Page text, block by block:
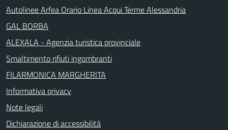
Autolinee Arfea Orario Linea Acqui Terme Alessandria
GAL BORBA
ALEXALA - Agenzia turistica provinciale
Smaltimento rifiuti ingombranti
FILARMONICA MARGHERITA
Informativa privacy
Note legali
Dichiarazione di accessibilità